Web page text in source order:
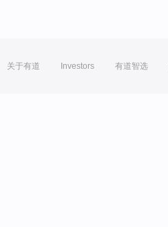
关于有道 Investors 有道智选